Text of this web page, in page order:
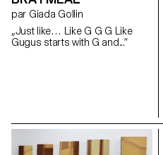
par Giada Gollin
„Just like… Like G G G Like
Gugus starts with G and...“